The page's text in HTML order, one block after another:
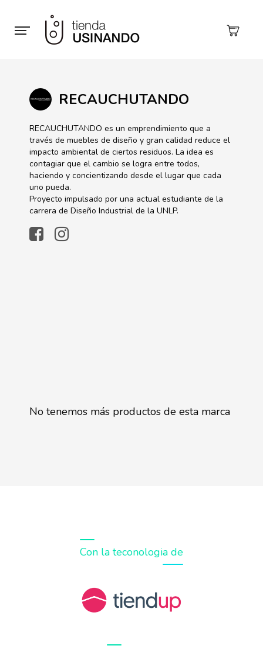
RECAUCHUTANDO
RECAUCHUTANDO es un emprendimiento que a
través de muebles de diseño y gran calidad reduce el
impacto ambiental de ciertos residuos. La idea es
contagiar que el cambio se logra entre todos,
haciendo y concientizando desde el lugar que cada
uno pueda.
Proyecto impulsado por una actual estudiante de la
carrera de Diseño Industrial de la UNLP.
No tenemos más productos de esta marca
Con la teconologia de